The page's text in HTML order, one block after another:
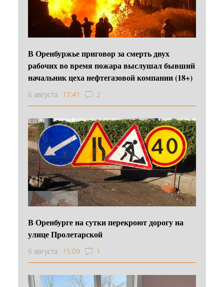
В Оренбуржье приговор за смерть двух
рабочих во время пожара выслушал бывший
начальник цеха нефтегазовой компании (18+)
6 августа 17:41 2
В Оренбурге на сутки перекроют дорогу на
улице Пролетарской
6 августа 15:09 1